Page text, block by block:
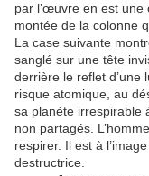
par l’œuvre en est une
montée de la colonne
La case suivante
sanglé sur une tête
derrière le reflet d’une
risque atomique, au
sa planète irrespirable
non partagés.
respirer. Il est à
destructrice.